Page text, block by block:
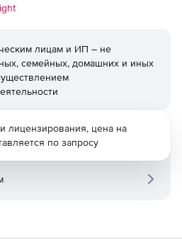
лицам и ИП – не
семейных, домашних и иных
лицензирования, цена на
по запросу